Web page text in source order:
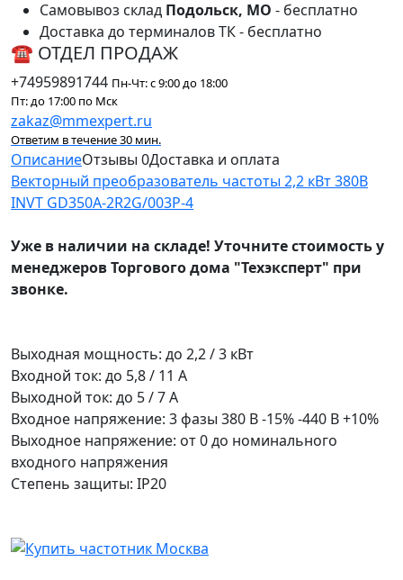
Самовывоз склад Подольск, МО - бесплатно
Доставка до терминалов ТК - бесплатно
☎ ОТДЕЛ ПРОДАЖ
+74959891744 Пн-Чт: с 9:00 до 18:00
Пт: до 17:00 по Мск
zakaz@mmexpert.ru
Ответим в течение 30 мин.
ОписаниеОтзывы 0Доставка и оплата
Векторный преобразователь частоты 2,2 кВт 380В
INVT GD350A-2R2G/003P-4
Уже в наличии на складе! Уточните стоимость у
менеджеров Торгового дома "Техэксперт" при
звонке.
Выходная мощность: до 2,2 / 3 кВт
Входной ток: до 5,8 / 11 А
Выходной ток: до 5 / 7 A
Входное напряжение: 3 фазы 380 В -15% -440 В +10%
Выходное напряжение: от 0 до номинального
входного напряжения
Степень защиты: IP20